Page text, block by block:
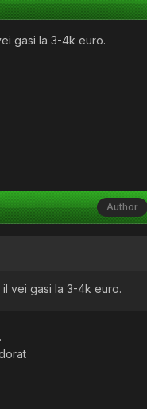
gasi la 3-4k euro.
Author
vei gasi la 3-4k euro.